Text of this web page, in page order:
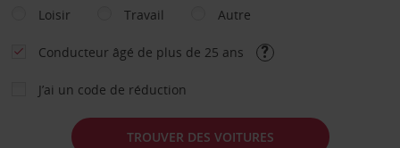
Loisir
Travail Autre
Conducteur âgé de plus de 25 ans
J’ai un code de réduction
TROUVER DES VOITURES